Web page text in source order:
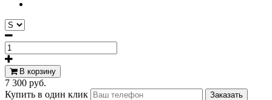
В корзину
7 300 руб.
Купить в один клик